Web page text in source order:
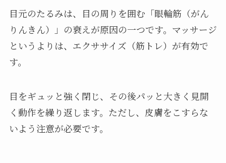
目元のたるみは、目の周りを囲む「眼輪筋（がん
りんきん）」の衰えが原因の一つです。マッサージ
というよりは、エクササイズ（筋トレ）が有効で
す。
目をギュッと強く閉じ、その後パッと大きく見開
く動作を繰り返します。ただし、皮膚をこすらな
いよう注意が必要です。